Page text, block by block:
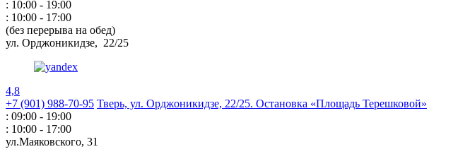
: 10:00 - 19:00
: 10:00 - 17:00
(без перерыва на обед)
ул. Орджоникидзе, 22/25
4,8
+7 (901) 988-70-95 Тверь, ул. Орджоникидзе, 22/25. Остановка «Площадь Терешковой»
: 09:00 - 19:00
: 10:00 - 17:00
ул.Маяковского, 31